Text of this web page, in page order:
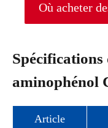
Où acheter
aminophénol
Article